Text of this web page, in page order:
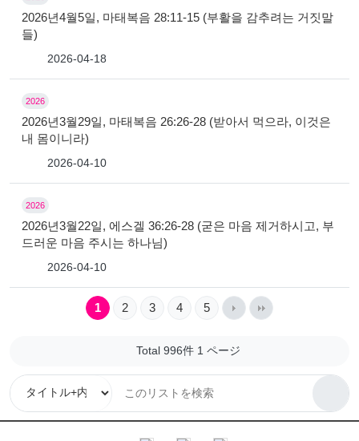
2026년4월5일, 마태복음 28:11-15 (부활을 감추려는 거짓말
들)
2026-04-18
2026
2026년3월29일, 마태복음 26:26-28 (받아서 먹으라, 이것은
내 몸이니라)
2026-04-10
2026
2026년3월22일, 에스겔 36:26-28 (굳은 마음 제거하시고, 부
드러운 마음 주시는 하나님)
2026-04-10
1 2 3 4 5
Total 996件1 ページ